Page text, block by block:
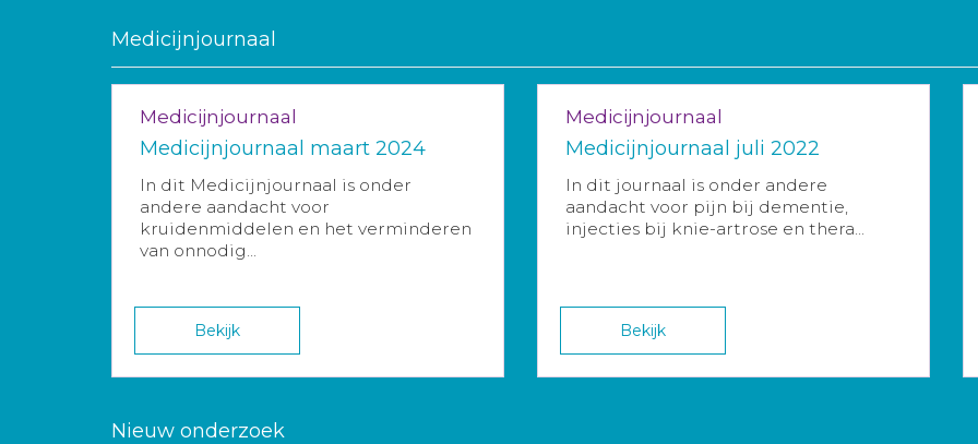
Medicijnjournaal
Medicijnjournaal
Medicijnjournaal maart 2024
In dit Medicijnjournaal is onder
andere aandacht voor
kruidenmiddelen en het verminderen
van onnodig...
Bekijk
Medicijnjournaal
Medicijnjournaal juli 2022
In dit journaal is onder andere
aandacht voor pijn bij dementie,
injecties bij knie-artrose en thera...
Bekijk
Nieuw onderzoek